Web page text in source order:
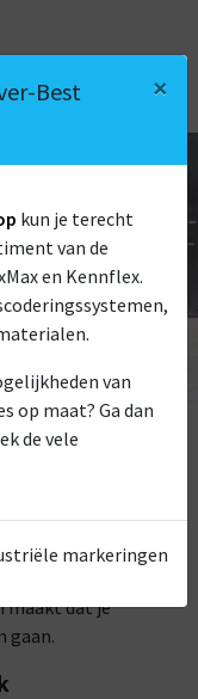
Best
×
kun je terecht
van de
en Kennflex.
van
op maat? Ga dan
de vele
markeringen
af te bakenen. Met
of scheiden
maakt dat je
gaan.